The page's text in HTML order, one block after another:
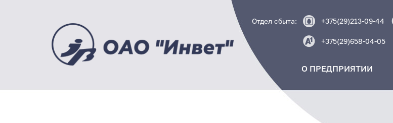
Отдел сбыта: +375(29)213-09-44
+375(29)658-04-05
О ПРЕДПРИЯТИИ